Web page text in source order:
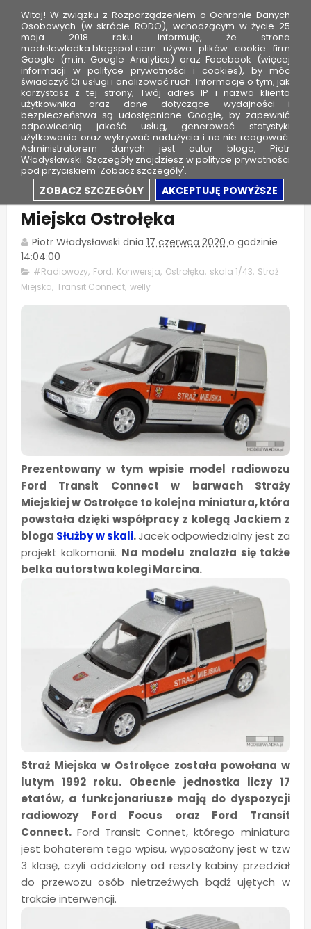
a
Ford Transit Connect - Straż
Miejska Ostrołęka
Piotr Władysławski dnia 17 czerwca 2020 o godzinie
14:04:00
#Radiowozy, Ford, Konwersja, Ostrołęka, skala 1/43, Straż
Miejska, Transit Connect, welly
Prezentowany w tym wpisie model radiowozu
Ford Transit Connect w barwach Straży
Miejskiej w Ostrołęce to kolejna miniatura, która
powstała dzięki współpracy z kolegą Jackiem z
bloga Służby w skali.Jacek odpowiedzialny jest za
projekt kalkomanii. Na modelu znalazła się także
belka autorstwa kolegi Marcina.
Straż Miejska w Ostrołęce została powołana w
lutym 1992 roku. Obecnie jednostka liczy 17
etatów, a funkcjonariusze mają do dyspozycji
radiowozy Ford Focus oraz Ford Transit
Connect. Ford Transit Connet, którego miniatura
jest bohaterem tego wpisu, wyposażony jest w tzw
3 klasę, czyli oddzielony od reszty kabiny przedział
do przewozu osób nietrzeźwych bądź ujętych w
trakcie interwencji.
Witaj! W związku z Rozporządzeniem o Ochronie Danych
Osobowych (w skrócie RODO), wchodzącym w życie 25
maja 2018 roku informuję, że strona
modelewladka.blogspot.com używa plików cookie firm
Google (m.in. Google Analytics) oraz Facebook (więcej
informacji w polityce prywatności i cookies), by móc
świadczyć Ci usługi i analizować ruch. Informacje o tym, jak
korzystasz z tej strony, Twój adres IP i nazwa klienta
użytkownika oraz dane dotyczące wydajności i
bezpieczeństwa są udostępniane Google, by zapewnić
odpowiednią jakość usług, generować statystyki
użytkowania oraz wykrywać nadużycia i na nie reagować.
Administratorem danych jest autor bloga, Piotr
Władysławski. Szczegóły znajdziesz w polityce prywatności
pod przyciskiem 'Zobacz szczegóły'.
ZOBACZ SZCZEGÓŁY AKCEPTUJĘ POWYŻSZE